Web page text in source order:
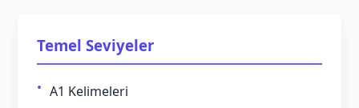
Temel Seviyeler
A1 Kelimeleri